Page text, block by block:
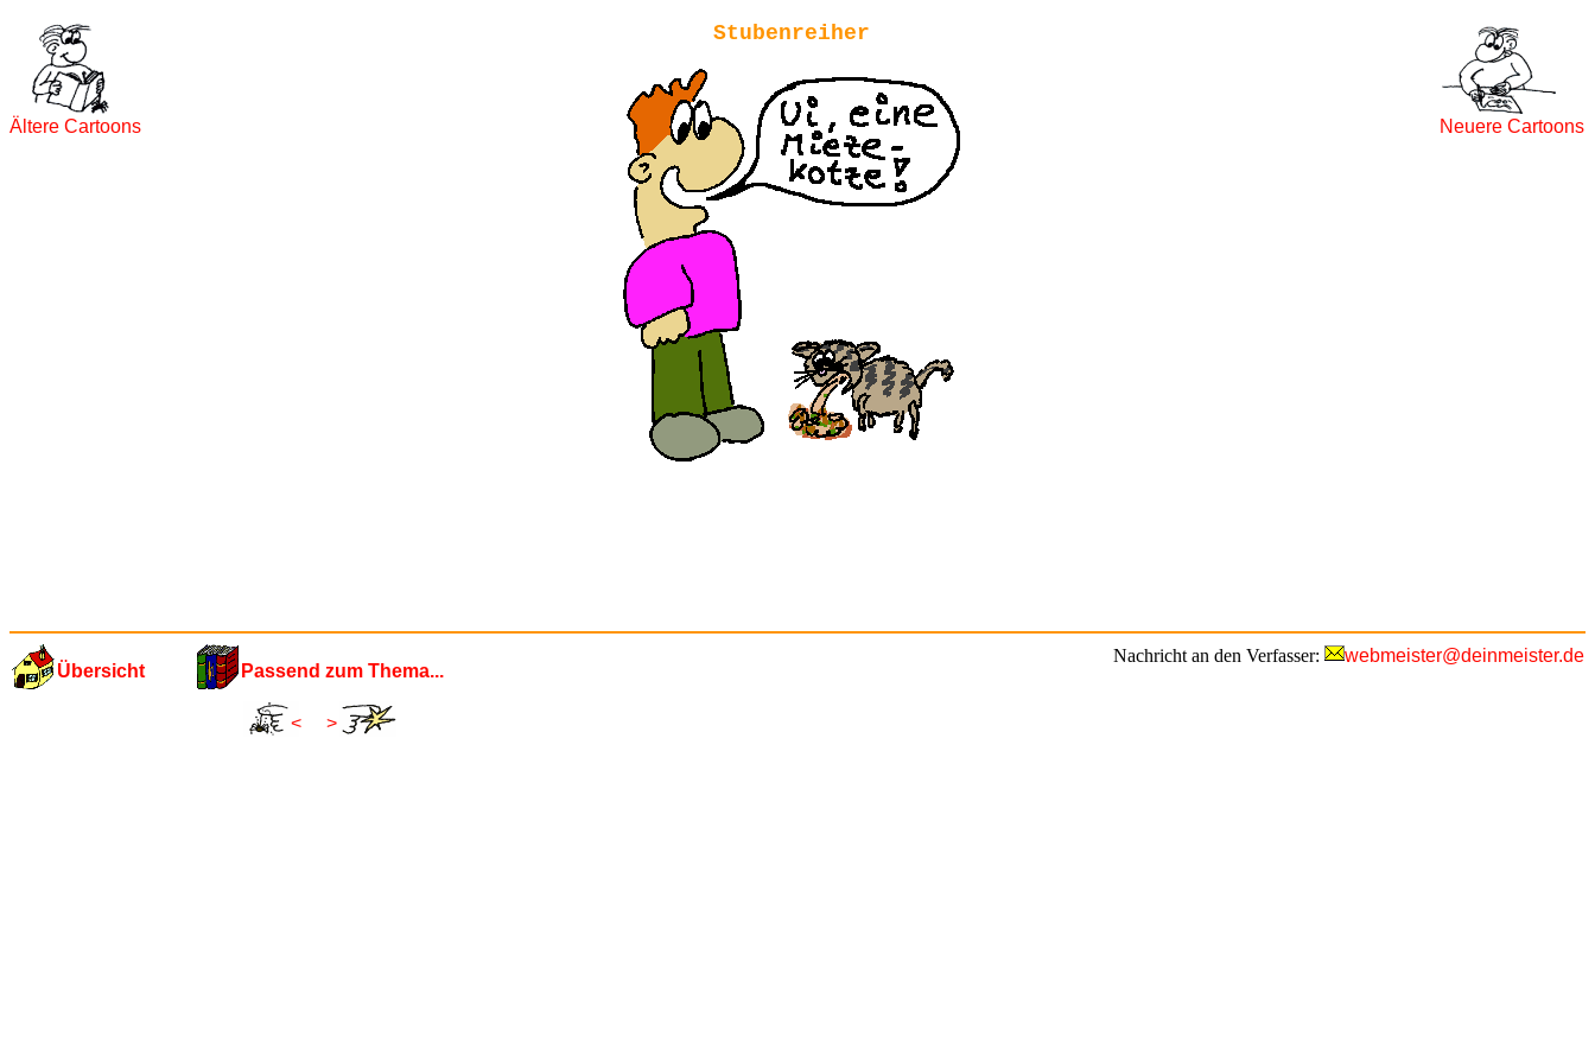
Ältere Cartoons Neuere Cartoons
Stubenreiher
Nachricht an den Verfasser: webmeister@deinmeister.de
Übersicht Passend zum Thema...
< >